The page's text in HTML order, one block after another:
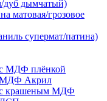
дуб дымчатый)
матовая/грозовое
супермат/патина)
МДФ плёнкой
МДФ Акрил
с крашеным МДФ